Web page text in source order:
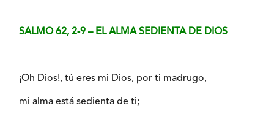
SALMO 62, 2-9 – EL ALMA SEDIENTA DE DIOS
¡Oh Dios!, tú eres mi Dios, por ti madrugo,
mi alma está sedienta de ti;